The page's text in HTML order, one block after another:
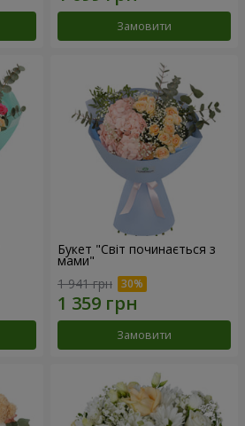
Замовити
Букет "Світ починається з
мами"
1 941 грн
Замовити